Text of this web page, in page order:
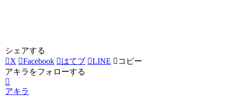
シェアする
X
Facebook はてブ LINE
コピー
アキラをフォローする
アキラ